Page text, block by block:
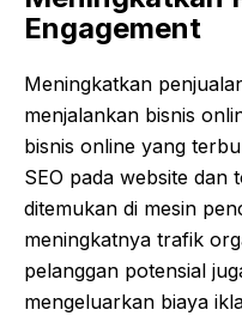
Engagement
Meningkatkan
menjalankan bisnis
bisnis online yang
SEO pada website dan
ditemukan di mesin
meningkatnya trafik
pelanggan potensial
mengeluarkan biaya